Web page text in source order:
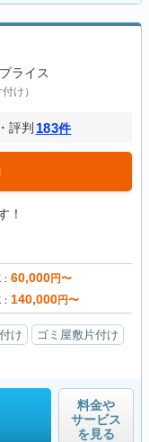
ライス
け）
評判 183件
！
60,000円〜
140,000円〜
け
ゴミ屋敷片付け
料金や
サービス
を見る